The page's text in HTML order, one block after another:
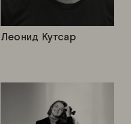
Леонид Кутсар